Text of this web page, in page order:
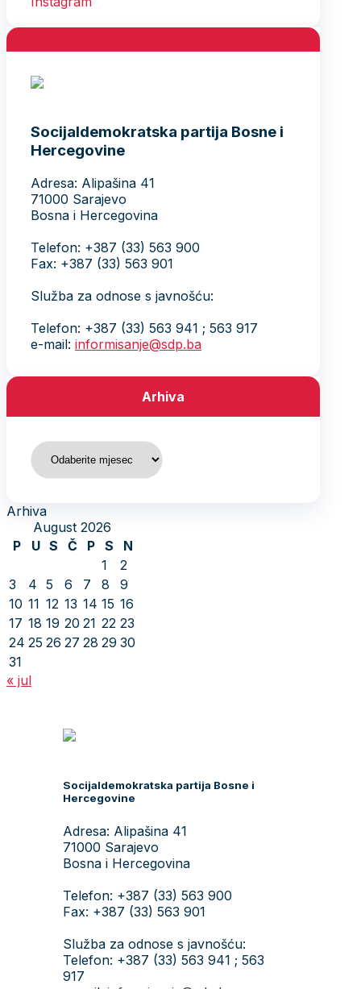
Socijaldemokratska partija Bosne i
Hercegovine
Adresa: Alipašina 41
71000 Sarajevo
Bosna i Hercegovina
Telefon: +387 (33) 563 900
Fax: +387 (33) 563 901
Služba za odnose s javnošću:
Telefon: +387 (33) 563 941 ; 563 917
e-mail: informisanje@sdp.ba
Arhiva
Arhiva
Arhiva
August 2026
P
U S Č P S
N
1
2
3
4 5 6 7 8
9
10 11 12 13 14 15 16
17 18 19 20 21 22 23
24 25 26 27 28 29 30
31
« jul
Socijaldemokratska partija Bosne i
Hercegovine
Adresa: Alipašina 41
71000 Sarajevo
Bosna i Hercegovina
Telefon: +387 (33) 563 900
Fax: +387 (33) 563 901
Služba za odnose s javnošću:
Telefon: +387 (33) 563 941 ; 563
917